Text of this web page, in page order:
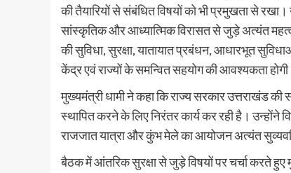
की तैयारियों से संबंधित विषयों को भी प्रमुखता से
सांस्कृतिक और आध्यात्मिक विरासत से जुड़े अत्यंत
की सुविधा, सुरक्षा, यातायात प्रबंधन, आधारभूत
केंद्र एवं राज्यों के समन्वित सहयोग की आवश्यकता
मुख्यमंत्री धामी ने कहा कि राज्य सरकार उत्तराखंड
स्थापित करने के लिए निरंतर कार्य कर रही है। उन्होंने
राजजात यात्रा और कुंभ मेले का आयोजन अत्यंत
बैठक में आंतरिक सुरक्षा से जुड़े विषयों पर चर्चा करते हुए